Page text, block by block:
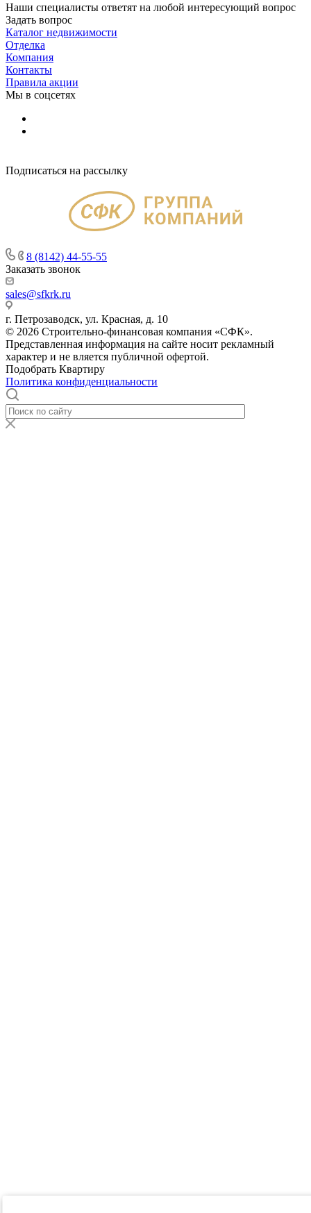
Наши специалисты ответят на любой интересующий вопрос
Задать вопрос
Каталог недвижимости
Отделка
Компания
Контакты
Правила акции
Мы в соцсетях
Подписаться на рассылку
8 (8142) 44-55-55
Заказать звонок
sales@sfkrk.ru
г. Петрозаводск, ул. Красная, д. 10
© 2026 Строительно-финансовая компания «СФК».
Представленная информация на сайте носит рекламный
характер и не вляется публичной офертой.
Подобрать Квартиру
Политика конфиденциальности